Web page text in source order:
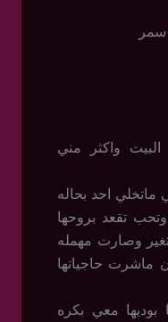
سمر
البيت واكثر مني
ماتخلي احد بحاله
تقعد بروحها
وصارت مهمله
ماشرت حاجياتها
بوديها معي بكره